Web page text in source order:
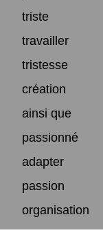
triste
travailler
tristesse
création
ainsi que
passionné
adapter
passion
organisation